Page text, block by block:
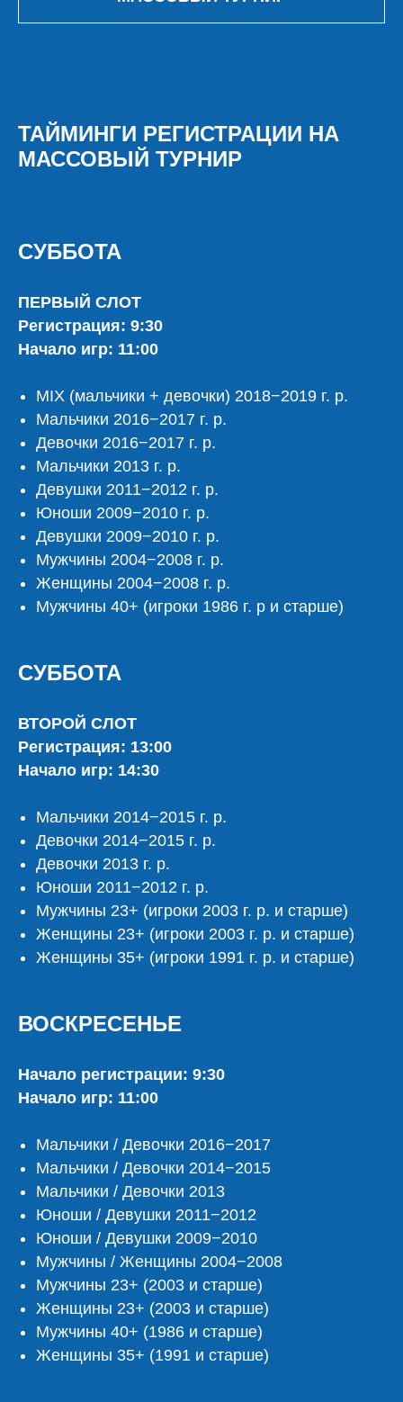
ТАЙМИНГИ РЕГИСТРАЦИИ НА
МАССОВЫЙ ТУРНИР
СУББОТА
ПЕРВЫЙ СЛОТ
Регистрация: 9:30
Начало игр: 11:00
MIX (мальчики + девочки) 2018−2019 г. р.
Мальчики 2016−2017 г. р.
Девочки 2016−2017 г. р.
Мальчики 2013 г. р.
Девушки 2011−2012 г. р.
Юноши 2009−2010 г. р.
Девушки 2009−2010 г. р.
Мужчины 2004−2008 г. р.
Женщины 2004−2008 г. р.
Мужчины 40+ (игроки 1986 г. р и старше)
СУББОТА
ВТОРОЙ СЛОТ
Регистрация: 13:00
Начало игр: 14:30
Мальчики 2014−2015 г. р.
Девочки 2014−2015 г. р.
Девочки 2013 г. р.
Юноши 2011−2012 г. р.
Мужчины 23+ (игроки 2003 г. р. и старше)
Женщины 23+ (игроки 2003 г. р. и старше)
Женщины 35+ (игроки 1991 г. р. и старше)
ВОСКРЕСЕНЬЕ
Начало регистрации: 9:30
Начало игр: 11:00
Мальчики / Девочки 2016−2017
Мальчики / Девочки 2014−2015
Мальчики / Девочки 2013
Юноши / Девушки 2011−2012
Юноши / Девушки 2009−2010
Мужчины / Женщины 2004−2008
Мужчины 23+ (2003 и старше)
Женщины 23+ (2003 и старше)
Мужчины 40+ (1986 и старше)
Женщины 35+ (1991 и старше)
MOSCOW OPEN
Старейший международный
профессиональный кубок
по баскетболу 3x3
с крутыми мировыми игроками.
СЛЭМ ДАНК КОНТЕСТ